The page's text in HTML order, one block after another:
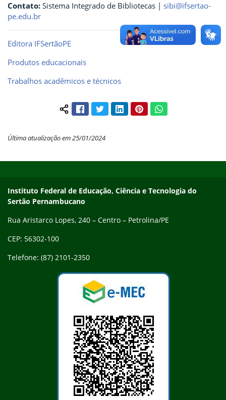
Contato: Sistema Integrado de Bibliotecas | sibi@ifsertao-
pe.edu.br
Editora IFSertãoPE
Produtos educacionais
Trabalhos acadêmicos e técnicos
Compartilhar conteúdo:
FacebookTwitterLinkedInPinterestWhatsApp
Última atualização em 25/01/2024
Endereço
Instituto Federal de Educação, Ciência e Tecnologia do
Sertão Pernambucano
Rua Aristarco Lopes, 240 – Centro – Petrolina/PE
CEP: 56302-100
Telefone: (87) 2101-2350